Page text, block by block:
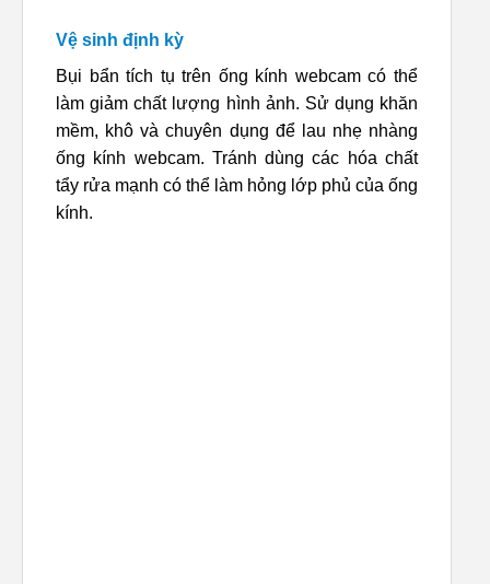
Vệ sinh định kỳ
Bụi bẩn tích tụ trên ống kính webcam có thể
làm giảm chất lượng hình ảnh. Sử dụng khăn
mềm, khô và chuyên dụng để lau nhẹ nhàng
ống kính webcam. Tránh dùng các hóa chất
tẩy rửa mạnh có thể làm hỏng lớp phủ của ống
kính.